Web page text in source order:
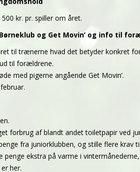
kr. pr. spiller om året.
og Get Movin’ og info til
til trænerne hvad det betyder konkret
til forældrene.
med pigerne angående Get Movin’.
forbrug af blandt andet toiletpapir ved
fra juniorklubben, og stille flere krav
penge ekstra på varme i
her.